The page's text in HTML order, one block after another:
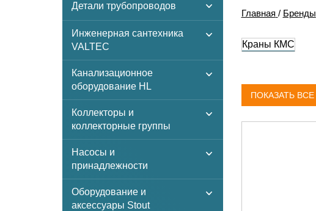
Детали трубопроводов
Инженерная сантехника
VALTEC
Канализационное
оборудование HL
Коллекторы и
коллекторные группы
Насосы и
принадлежности
Оборудование и
аксессуары Stout
Главная / Бренды
Краны КМС
ПОКАЗАТЬ ВСЕ